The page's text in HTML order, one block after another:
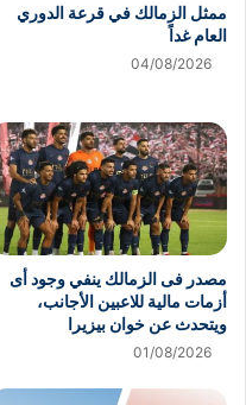
ممثل الزمالك في قرعة الدوري
العام غداً
04/08/2026
مصدر فى الزمالك ينفي وجود أى
أزمات مالية للاعبين الأجانب،
ويتحدث عن خوان بيزيرا
01/08/2026